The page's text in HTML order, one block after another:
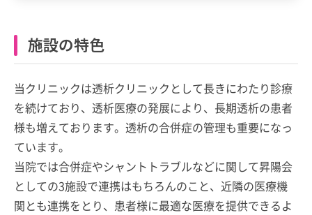
施設の特色
当クリニックは透析クリニックとして長きにわたり診療
を続けており、透析医療の発展により、長期透析の患者
様も増えております。透析の合併症の管理も重要になっ
ています。
当院では合併症やシャントトラブルなどに関して昇陽会
としての3施設で連携はもちろんのこと、近隣の医療機
関とも連携をとり、患者様に最適な医療を提供できるよ